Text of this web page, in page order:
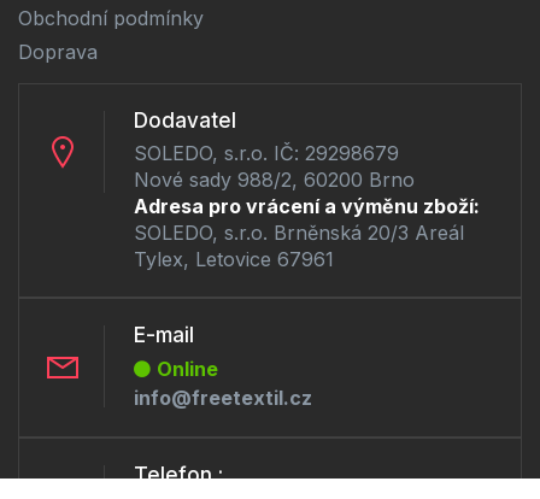
Obchodní podmínky
Doprava
Dodavatel
SOLEDO, s.r.o. IČ: 29298679
Nové sady 988/2, 60200 Brno
Adresa pro vrácení a výměnu zboží:
SOLEDO, s.r.o. Brněnská 20/3 Areál
Tylex, Letovice 67961
E-mail
Online
info@freetextil.cz
Telefon :